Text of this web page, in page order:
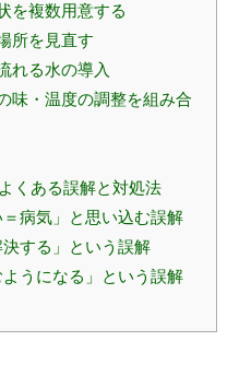
を複数用意する
所を見直す
れる水の導入
味・温度の調整を組み合
くある誤解と対処法
病気」と思い込む誤解
する」という誤解
うになる」という誤解